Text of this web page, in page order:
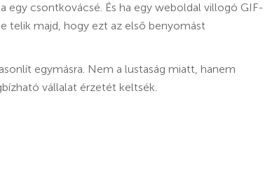
egy csontkovácsé. És ha egy weboldal villogó GIF-
telik majd, hogy ezt az első benyomást
egymásra. Nem a lustaság miatt, hanem
vállalat érzetét keltsék.